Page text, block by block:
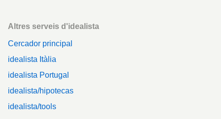
Altres serveis d'idealista
Cercador principal
idealista Itàlia
idealista Portugal
idealista/hipotecas
idealista/tools